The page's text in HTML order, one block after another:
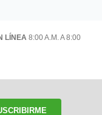
LÍNEA 8:00 A.M. A 8:00